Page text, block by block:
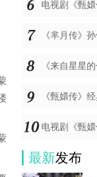
电视剧《甄
《芈月传》
《来自星星
《甄嬛传》
电视剧《甄
最新发布